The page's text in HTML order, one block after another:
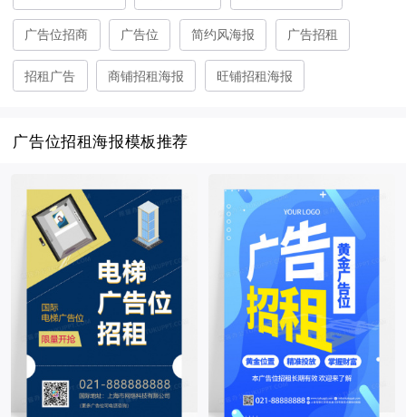
广告位招商 广告位 简约风海报 广告招租
招租广告 商铺招租海报 旺铺招租海报
广告位招租海报模板推荐